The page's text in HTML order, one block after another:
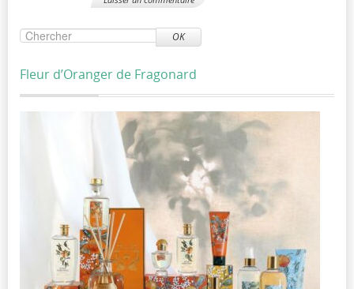
OK
Fleur d’Oranger de Fragonard